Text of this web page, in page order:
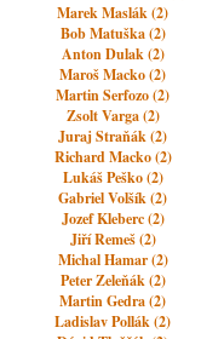
Marek Maslák (2)
Bob Matuška (2)
Anton Dulak (2)
Maroš Macko (2)
Martin Serfozo (2)
Zsolt Varga (2)
Juraj Straňák (2)
Richard Macko (2)
Lukáš Peško (2)
Gabriel Volšík (2)
Jozef Kleberc (2)
Jiří Remeš (2)
Michal Hamar (2)
Peter Zeleňák (2)
Martin Gedra (2)
Ladislav Pollák (2)